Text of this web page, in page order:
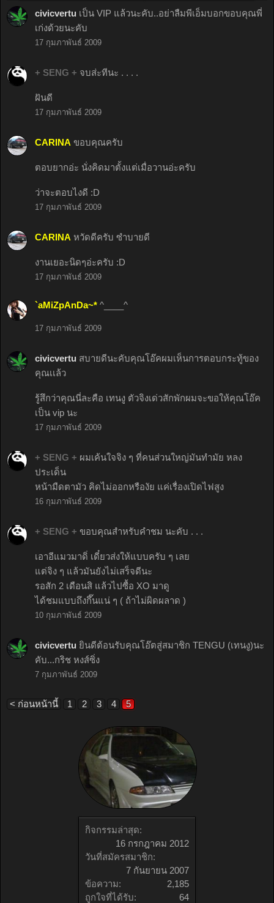
กิจกรรมล่าสุด:
16 กรกฎาคม 2012
วันที่สมัครสมาชิก:
7 กันยายน 2007
ข้อความ:
2,185
ถูกใจที่ได้รับ:
64
civicvertu เป็น VIP แล้วนะคับ..อย่าลืมพีเอ็มบอกขอบคุณพี่
เก่งด้วยนะคับ
17 กุมภาพันธ์ 2009
+ SENG + จบส่ะทีนะ . . . .
ฝันดี
17 กุมภาพันธ์ 2009
CARINA ขอบคุณครับ
ตอบยากอ่ะ นั่งคิดมาตั้งแต่เมื่อวานอ่ะครับ
ว่าจะตอบไงดี :D
17 กุมภาพันธ์ 2009
CARINA หวัดดีครับ ซำบายดี
งานเยอะนิดๆอ่ะครับ :D
17 กุมภาพันธ์ 2009
`aMiZpAnDa~* ^____^
17 กุมภาพันธ์ 2009
civicvertu สบายดีนะคับคุณโอ๊คผมเห็นการตอบกระทู้ของ
คุณเเล้ว
รู้สึกว่าคุณนี่ละคือ เทนงู ตัวจิงเด่วสักพักผมจะขอให้คุณโอ๊ค
เป็น vip นะ
17 กุมภาพันธ์ 2009
+ SENG + ผมเค้นใจจิง ๆ ที่คนส่วนใหญ่มันทำมัย หลง
ประเด็น
หน้ามืดตามัว คิดไม่ออกหรืองัย แค่เรื่องเปิดไฟสูง
16 กุมภาพันธ์ 2009
+ SENG + ขอบคุณสำหรับคำชม นะคับ . . .
เอาอีแมวมาดิ่ เดี๋ยวส่งให้แบบครับ ๆ เลย
แต่จิง ๆ แล้วมันยังไม่เสร็จดีนะ
รอสัก 2 เดือนสิ แล้วไปซื้อ XO มาดู
ได้ชมแบบถึงกึ๊นแน่ ๆ ( ถ้าไม่ผิดผลาด )
10 กุมภาพันธ์ 2009
civicvertu ยินดีต้อนรับคุณโอ๊ตสู่สมาชิก TENGU (เทนงู)นะ
คับ...กริช หงส์ซิ่ง
7 กุมภาพันธ์ 2009
< ก่อนหน้านี้ 1 2 3 4 5